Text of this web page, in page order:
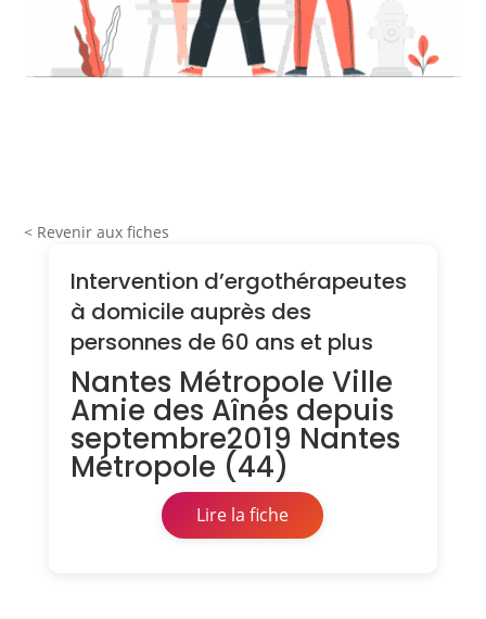
< Revenir aux fiches
Intervention d’ergothérapeutes
à domicile auprès des
personnes de 60 ans et plus
Nantes Métropole Ville
Amie des Aînés depuis
septembre2019 Nantes
Métropole (44)
Lire la fiche